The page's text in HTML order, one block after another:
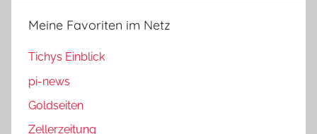
Meine Favoriten im Netz
Tichys Einblick
pi-news
Goldseiten
Zellerzeitung